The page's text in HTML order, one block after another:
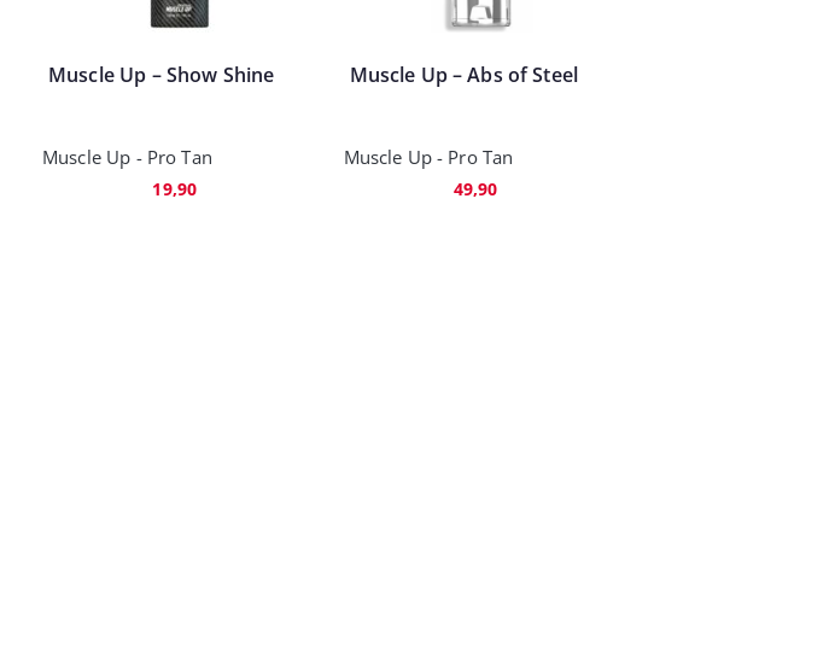
Muscle Up – Show Shine
Muscle Up - Pro Tan
19,90
Muscle Up – Abs of Steel
Muscle Up - Pro Tan
49,90